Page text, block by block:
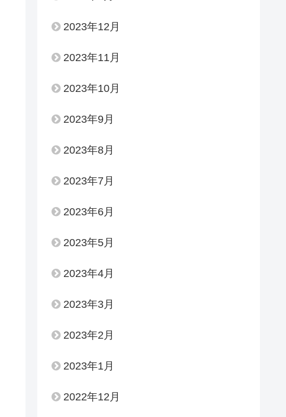
2023年12月
2023年11月
2023年10月
2023年9月
2023年8月
2023年7月
2023年6月
2023年5月
2023年4月
2023年3月
2023年2月
2023年1月
2022年12月